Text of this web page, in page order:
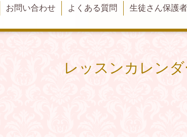
お問い合わせ
よくある質問 生徒さん保護
レッスンカレンダ